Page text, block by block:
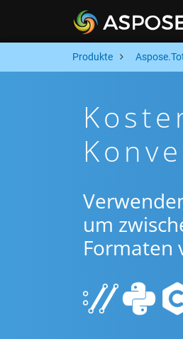
Produkte
um
Formaten